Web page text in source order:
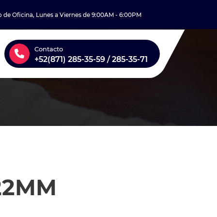
de Oficina, Lunes a Viernes de 9:00AM - 6:00PM
Contacto
+52(871) 285-35-59 / 285-35-71